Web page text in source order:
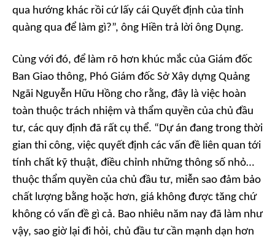
qua hướng khác rồi cứ lấy cái Quyết định của tỉnh
quàng qua để làm gì?”, ông Hiền trả lời ông Dụng.
Cùng với đó, để làm rõ hơn khúc mắc của Giám đốc
Ban Giao thông, Phó Giám đốc Sở Xây dựng Quảng
Ngãi Nguyễn Hữu Hồng cho rằng, đây là việc hoàn
toàn thuộc trách nhiệm và thẩm quyền của chủ đầu
tư, các quy định đã rất cụ thể. “Dự án đang trong thời
gian thi công, việc quyết định các vấn đề liên quan tới
tính chất kỹ thuật, điều chỉnh những thông số nhỏ…
thuộc thẩm quyền của chủ đầu tư, miễn sao đảm bảo
chất lượng bằng hoặc hơn, giá không được tăng chứ
không có vấn đề gì cả. Bao nhiêu năm nay đã làm như
vậy, sao giờ lại đi hỏi, chủ đầu tư cần mạnh dạn hơn